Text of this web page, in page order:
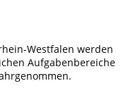
Westfalen werden
Aufgabenbereiche